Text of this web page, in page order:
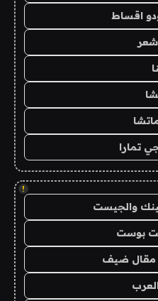
اقساط
شعر
تمارا
!
والجيست
بوست